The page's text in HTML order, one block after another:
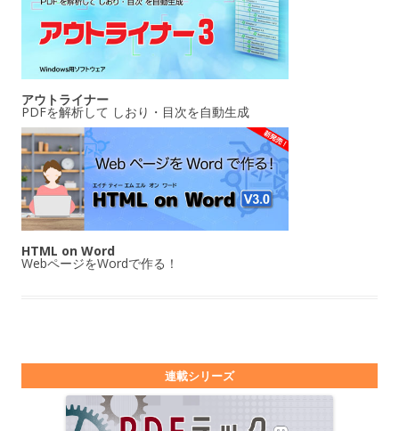
アウトライナー
PDFを解析して しおり・目次を自動生成
HTML on Word
WebページをWordで作る！
連載シリーズ